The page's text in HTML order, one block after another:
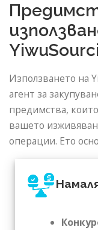
Използването на
агент за
предимства,
вашето
операции. Ето